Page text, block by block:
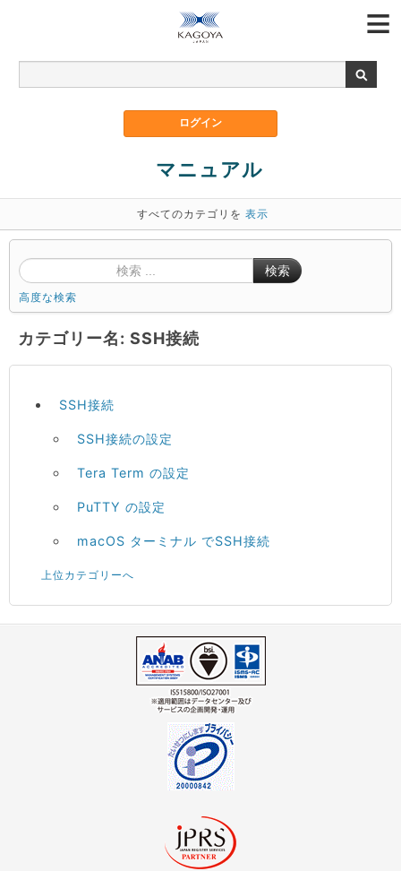
マニュアル
すべてのカテゴリを 表示
検索
高度な検索
カテゴリー名: SSH接続
SSH接続
SSH接続の設定
Tera Term の設定
PuTTY の設定
macOS ターミナル でSSH接続
上位カテゴリーへ